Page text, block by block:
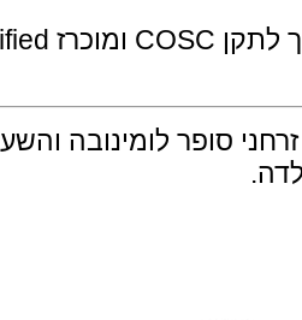
קפיץ המנגנון עשוי סיליקון והוא מוסמך לתקן COSC ומוכרז certified
לומינובה והשעון